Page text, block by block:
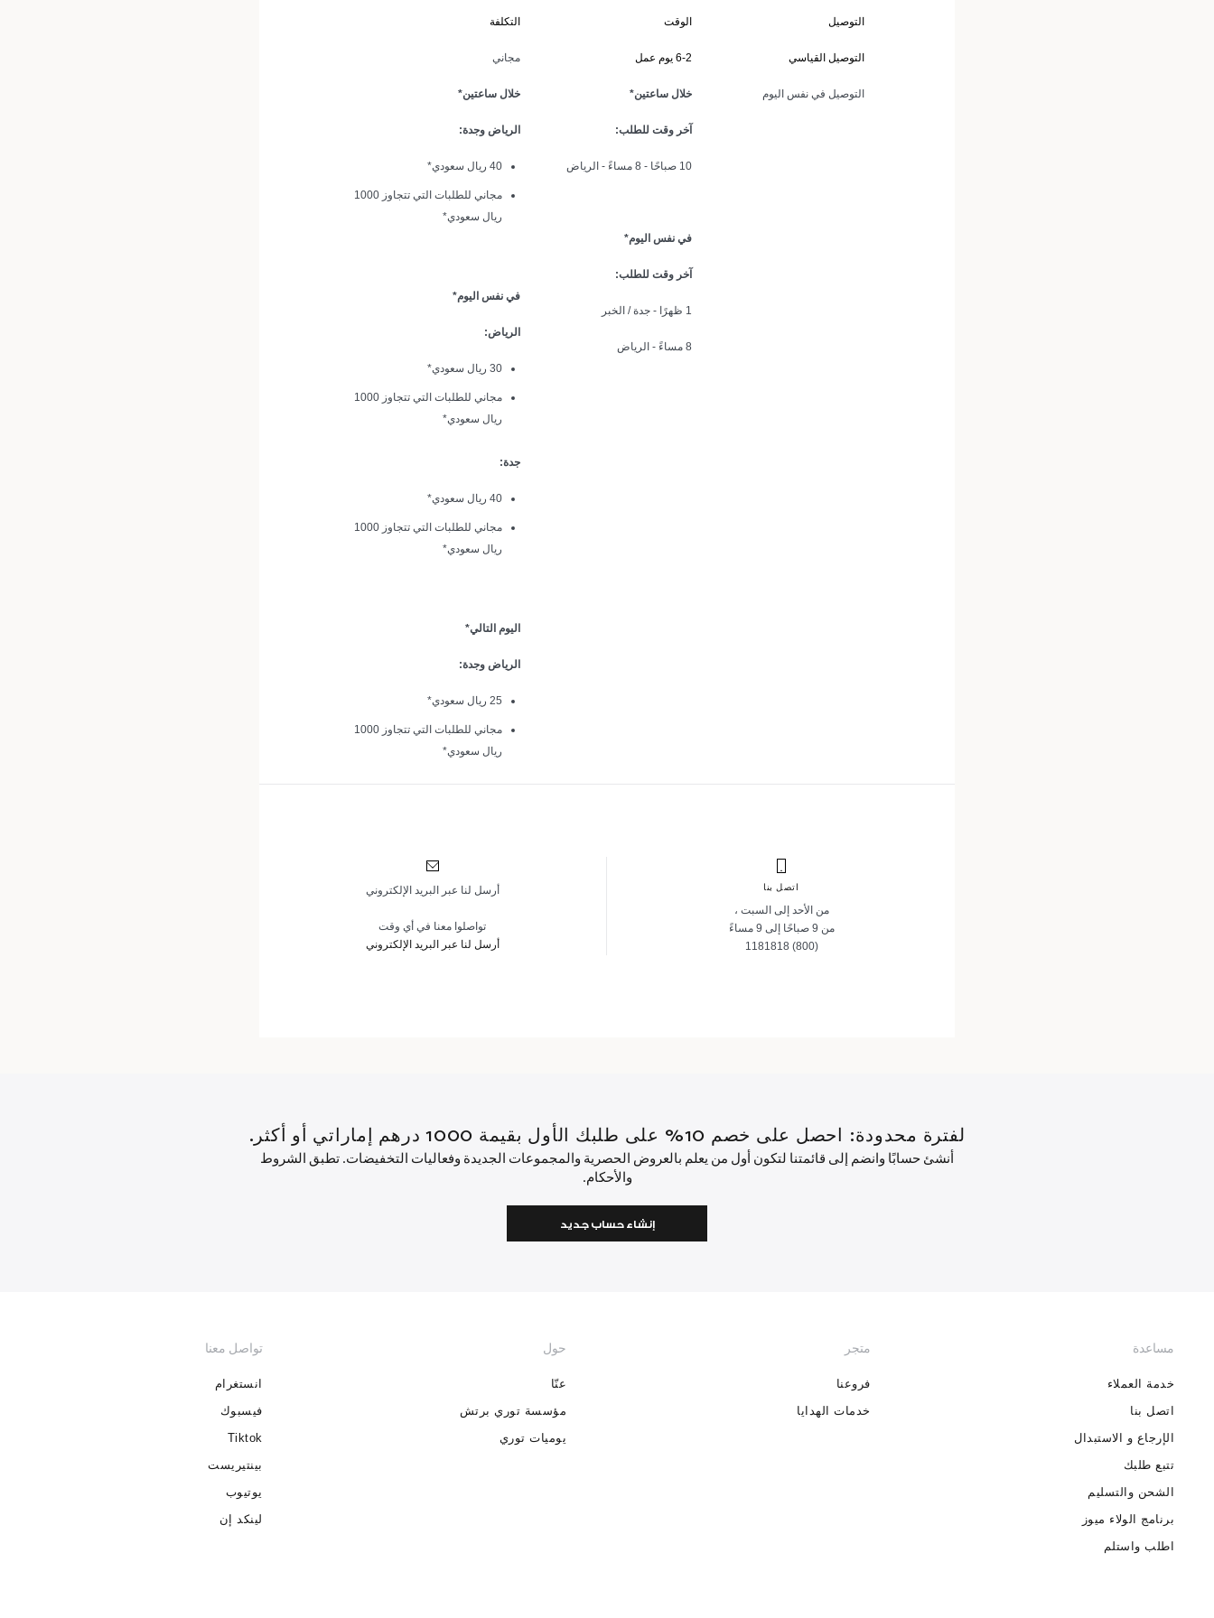
التوصيل الوقت التكلفة
التوصيل القياسي 6-2 يوم عمل مجاني
التوصيل في نفس اليوم خلال ساعتين*
آخر وقت للطلب:
10 صباحًا - 8 مساءً - الرياض
في نفس اليوم*
آخر وقت للطلب:
1 ظهرًا - جدة / الخبر
8 مساءً - الرياض
خلال ساعتين*
الرياض وجدة:
40 ريال سعودي*
مجاني للطلبات التي تتجاوز 1000
ريال سعودي*
في نفس اليوم*
الرياض:
30 ريال سعودي*
مجاني للطلبات التي تتجاوز 1000
ريال سعودي*
جدة:
40 ريال سعودي*
مجاني للطلبات التي تتجاوز 1000
ريال سعودي*
اليوم التالي*
الرياض وجدة:
25 ريال سعودي*
مجاني للطلبات التي تتجاوز 1000
ريال سعودي*
اتصل بنا
من الأحد إلى السبت ،
من 9 صباحًا إلى 9 مساءً
(800) 1181818
أرسل لنا عبر البريد الإلكتروني
تواصلوا معنا في أي وقت
أرسل لنا عبر البريد الإلكتروني
لفترة محدودة: احصل على خصم 10% على طلبك الأول بقيمة 1000 درهم إماراتي أو أكثر.
أنشئ حسابًا وانضم إلى قائمتنا لتكون أول من يعلم بالعروض الحصرية والمجموعات الجديدة وفعاليات التخفيضات. تطبق الشروط
والأحكام.
إنشاء حساب جديد
مساعدة
خدمة العملاء
اتصل بنا
الإرجاع و الاستبدال
تتبع طلبك
الشحن والتسليم
برنامج الولاء ميوز
اطلب واستلم
متجر
فروعنا
خدمات الهدايا
حول
عنّا
مؤسسة توري برتش
يوميات توري
تواصل معنا
انستغرام
فيسبوك
Tiktok
بينتيريست
يوتيوب
لينكد إن